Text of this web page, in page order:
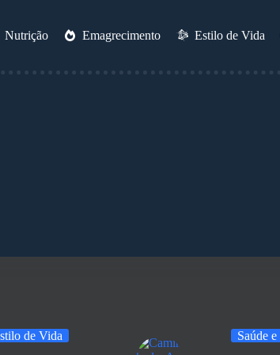
Nutrição Emagrecimento Estilo de Vida
de Vida Saúde